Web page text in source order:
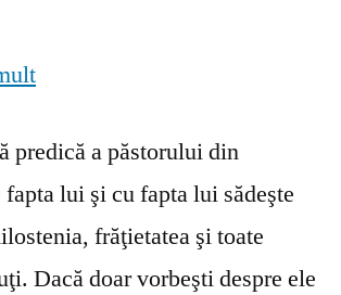
predică a păstorului din
lui şi cu fapta lui sădeşte
frăţietatea şi toate
Dacă doar vorbeşti despre ele